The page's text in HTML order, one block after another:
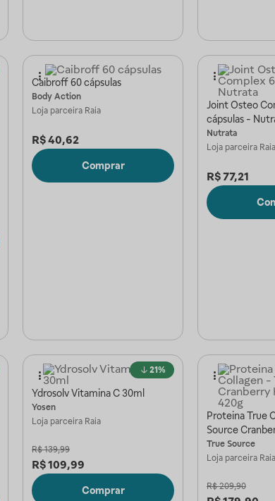
Caibroff 60 cápsulas
Body Action
Loja parceira Raia
R$40,62
Comprar
Joint Osteo
cápsulas -
Nutrata
Loja parceira Raia
R$77,21
21%
Ydrosolv Vitamina C 30ml
Yosen
Loja parceira Raia
R$ 139,99
R$109,99
Comprar
Proteina True
Source
True Source
Loja parceira Raia
R$ 209,90